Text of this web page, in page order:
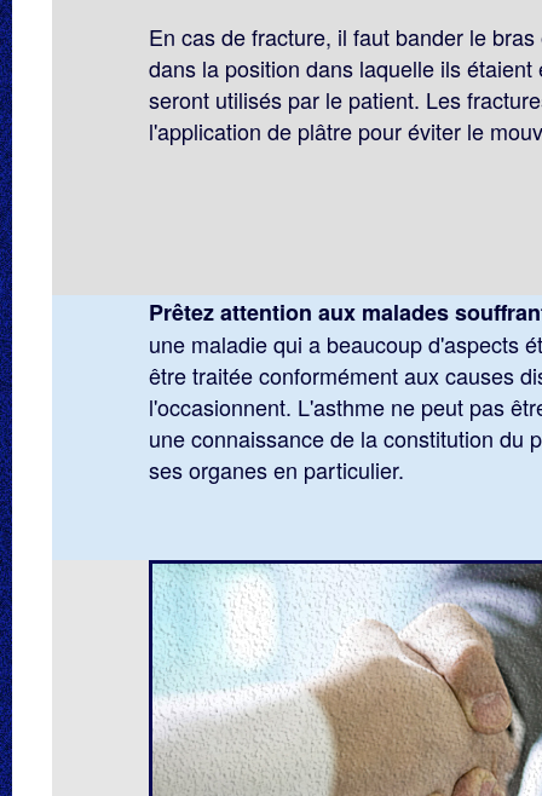
En cas de fracture, il faut bander le
dans la position dans laquelle ils
seront utilisés par le patient. Les
l'application de plâtre pour éviter le
Prêtez attention aux malades
une maladie qui a beaucoup d'aspects
être traitée conformément aux causes
l'occasionnent. L'asthme ne peut pas
une connaissance de la constitution du
ses organes en particulier.